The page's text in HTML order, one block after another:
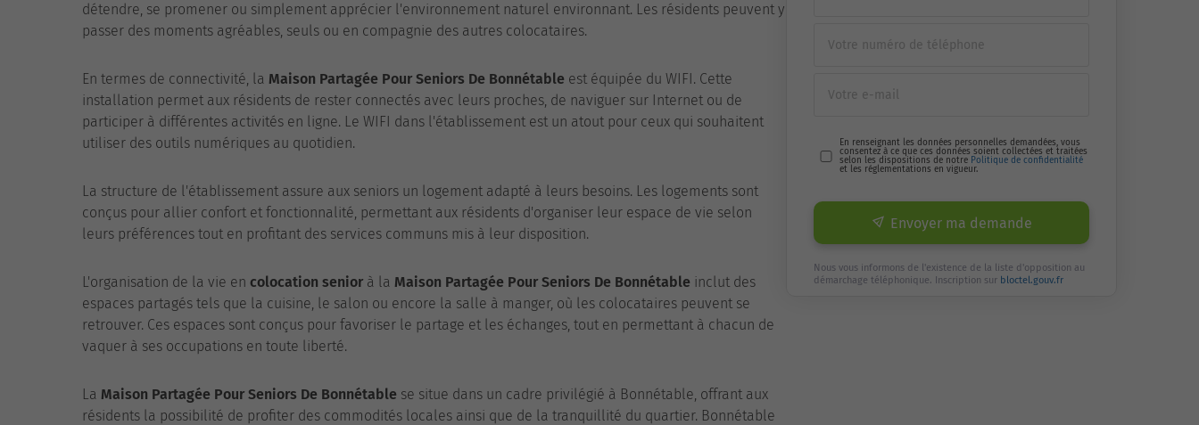
détendre, se promener ou simplement apprécier l'environnement naturel environnant. Les résidents peuvent y
passer des moments agréables, seuls ou en compagnie des autres colocataires.
En termes de connectivité, la Maison Partagée Pour Seniors De Bonnétable est équipée du WIFI. Cette
installation permet aux résidents de rester connectés avec leurs proches, de naviguer sur Internet ou de
participer à différentes activités en ligne. Le WIFI dans l'établissement est un atout pour ceux qui souhaitent
utiliser des outils numériques au quotidien.
La structure de l'établissement assure aux seniors un logement adapté à leurs besoins. Les logements sont
conçus pour allier confort et fonctionnalité, permettant aux résidents d'organiser leur espace de vie selon
leurs préférences tout en profitant des services communs mis à leur disposition.
L'organisation de la vie en colocation senior à la Maison Partagée Pour Seniors De Bonnétable inclut des
espaces partagés tels que la cuisine, le salon ou encore la salle à manger, où les colocataires peuvent se
retrouver. Ces espaces sont conçus pour favoriser le partage et les échanges, tout en permettant à chacun de
vaquer à ses occupations en toute liberté.
La Maison Partagée Pour Seniors De Bonnétable se situe dans un cadre privilégié à Bonnétable, offrant aux
résidents la possibilité de profiter des commodités locales ainsi que de la tranquillité du quartier. Bonnétable
En renseignant les données personnelles demandées, vous
consentez à ce que ces données soient collectées et traitées
selon les dispositions de notre Politique de confidentialité
et les réglementations en vigueur.
Envoyer ma demande
Nous vous informons de l'existence de la liste d'opposition au
démarchage téléphonique. Inscription sur bloctel.gouv.fr